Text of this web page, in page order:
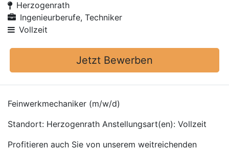
Herzogenrath
Ingenieurberufe, Techniker
Vollzeit
Jetzt Bewerben
Feinwerkmechaniker (m/w/d)
Standort: Herzogenrath Anstellungsart(en): Vollzeit
Profitieren auch Sie von unserem weitreichenden